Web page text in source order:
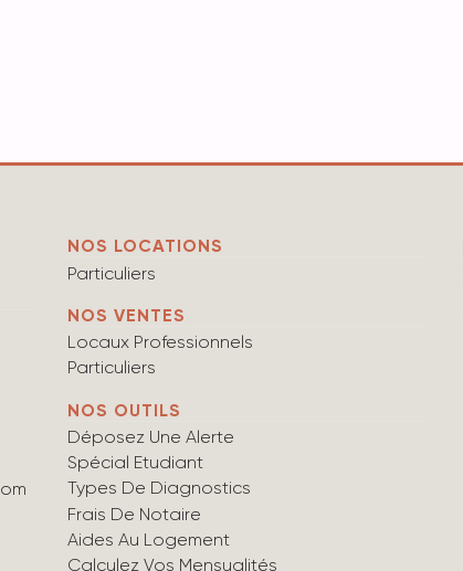
NOS LOCATIONS
Particuliers
NOS VENTES
Locaux Professionnels
Particuliers
NOS OUTILS
Déposez Une Alerte
Spécial Etudiant
Types De Diagnostics
Frais De Notaire
Aides Au Logement
Calculez Vos Mensualités